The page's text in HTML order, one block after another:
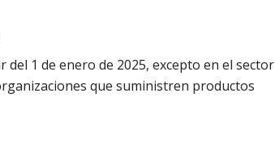
1 de enero de 2025, excepto en el sector
que suministren productos